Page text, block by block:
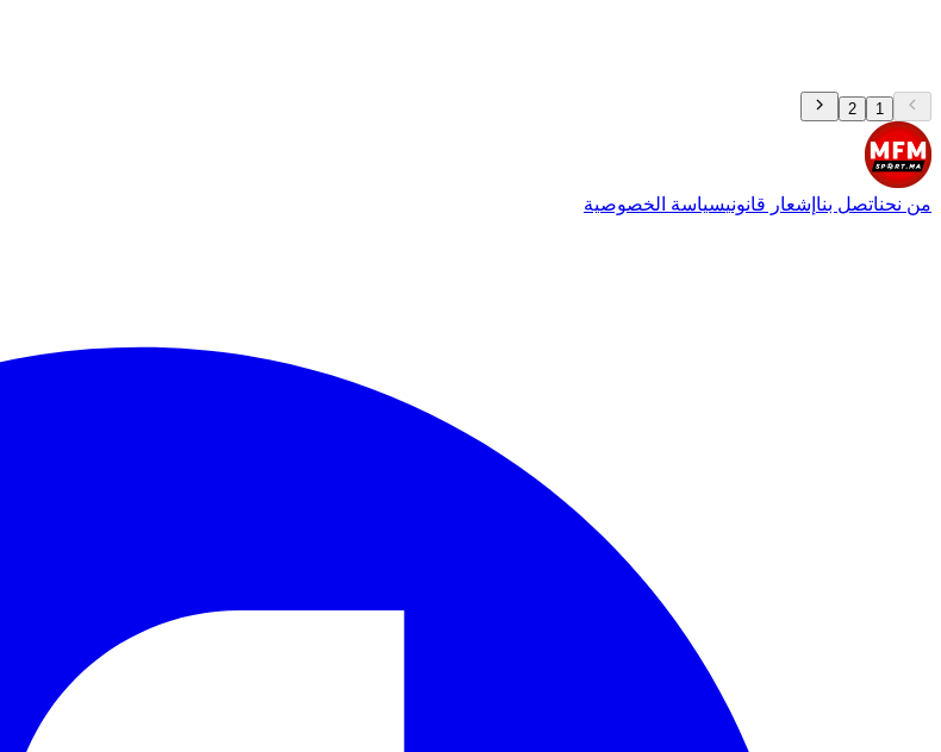
1
2
من نحناتصل بنا إشعار قانونيسياسة الخصوصية